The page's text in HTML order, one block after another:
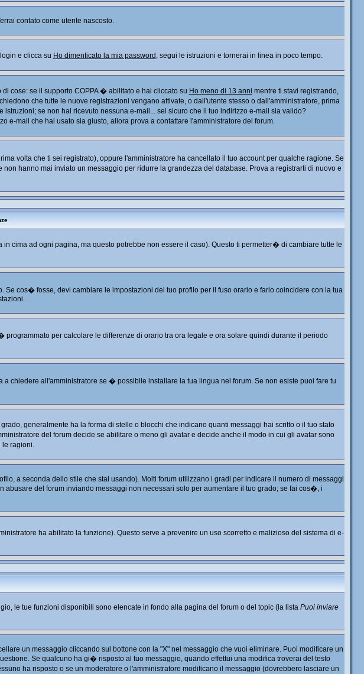
contato come utente nascosto.
e clicca su Ho dimenticato la mia password , segui le istruzioni e tornerai in linea in poco tempo.
cose: se il supporto COPPA � abilitato e hai cliccato su Ho meno di 13 anni mentre ti stavi registrando,
che tutte le nuove registrazioni vengano attivate, o dall'utente stesso o dall'amministratore, prima
se non hai ricevuto nessuna e-mail... sei sicuro che il tuo indirizzo e-mail sia valido?
e-mail che hai usato sia giusto, allora prova a contattare l'amministratore del forum.
volta che ti sei registrato), oppure l'amministratore ha cancellato il tuo account per qualche ragione. Se
hanno mai inviato un messaggio per ridurre la grandezza del database. Prova a registrarti di nuovo e
cima ad ogni pagina, ma questo potrebbe non essere il caso). Questo ti permetter� di cambiare tutte le
cos� fosse, devi cambiare le impostazioni del tuo profilo per il fuso orario e farlo coincidere con la tua
per calcolare le differenze di orario tra ora legale e ora solare quindi durante il periodo
chiedere all'amministratore se � possibile installare la tua lingua nel forum. Se non esiste puoi fare tu
generalmente ha la forma di stelle o blocchi che indicano quanti messaggi hai scritto o il tuo stato
del forum decide se abilitare o meno gli avatar e decide anche il modo in cui gli avatar sono
le ragioni.
a seconda dello stile che stai usando). Molti forum utilizzano i gradi per indicare il numero di messaggi
del forum inviando messaggi non necessari solo per aumentare il tuo grado; se fai cos�, i
ha abilitato la funzione). Questo serve a prevenire un uso scorretto e malizioso del sistema di e-
le tue funzioni disponibili sono elencate in fondo alla pagina del forum o del topic (la lista Puoi inviare
un messaggio cliccando sul bottone con la "X" nel messaggio che vuoi eliminare. Puoi modificare un
Se qualcuno ha gi� risposto al tuo messaggio, quando effettui una modifica troverai del testo
ha risposto o se un moderatore o l'amministratore modificano il messaggio (dovrebbero lasciare un